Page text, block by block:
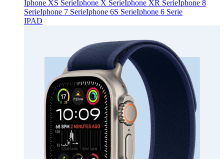
Iphone XS SerieIphone X SerieIphone XR SerieIphone 8
SerieIphone 7 SerieIphone 6S SerieIphone 6 Serie
IPAD